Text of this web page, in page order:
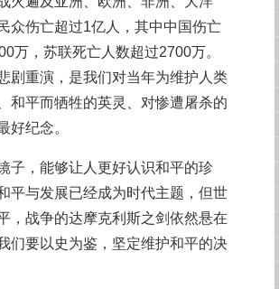
众伤亡超过1亿人，其中中国伤亡
万，苏联死亡人数超过2700万。
剧重演，是我们对当年为维护人类
和平而牺牲的英灵、对惨遭屠杀的
好纪念。
子，能够让人更好认识和平的珍
平与发展已经成为时代主题，但世
，战争的达摩克利斯之剑依然悬在
们要以史为鉴，坚定维护和平的决